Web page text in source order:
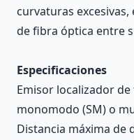
curvaturas
de fibra óptica entre
Especificaciones
Emisor localizador
monomodo (SM) o
Distancia máxima de